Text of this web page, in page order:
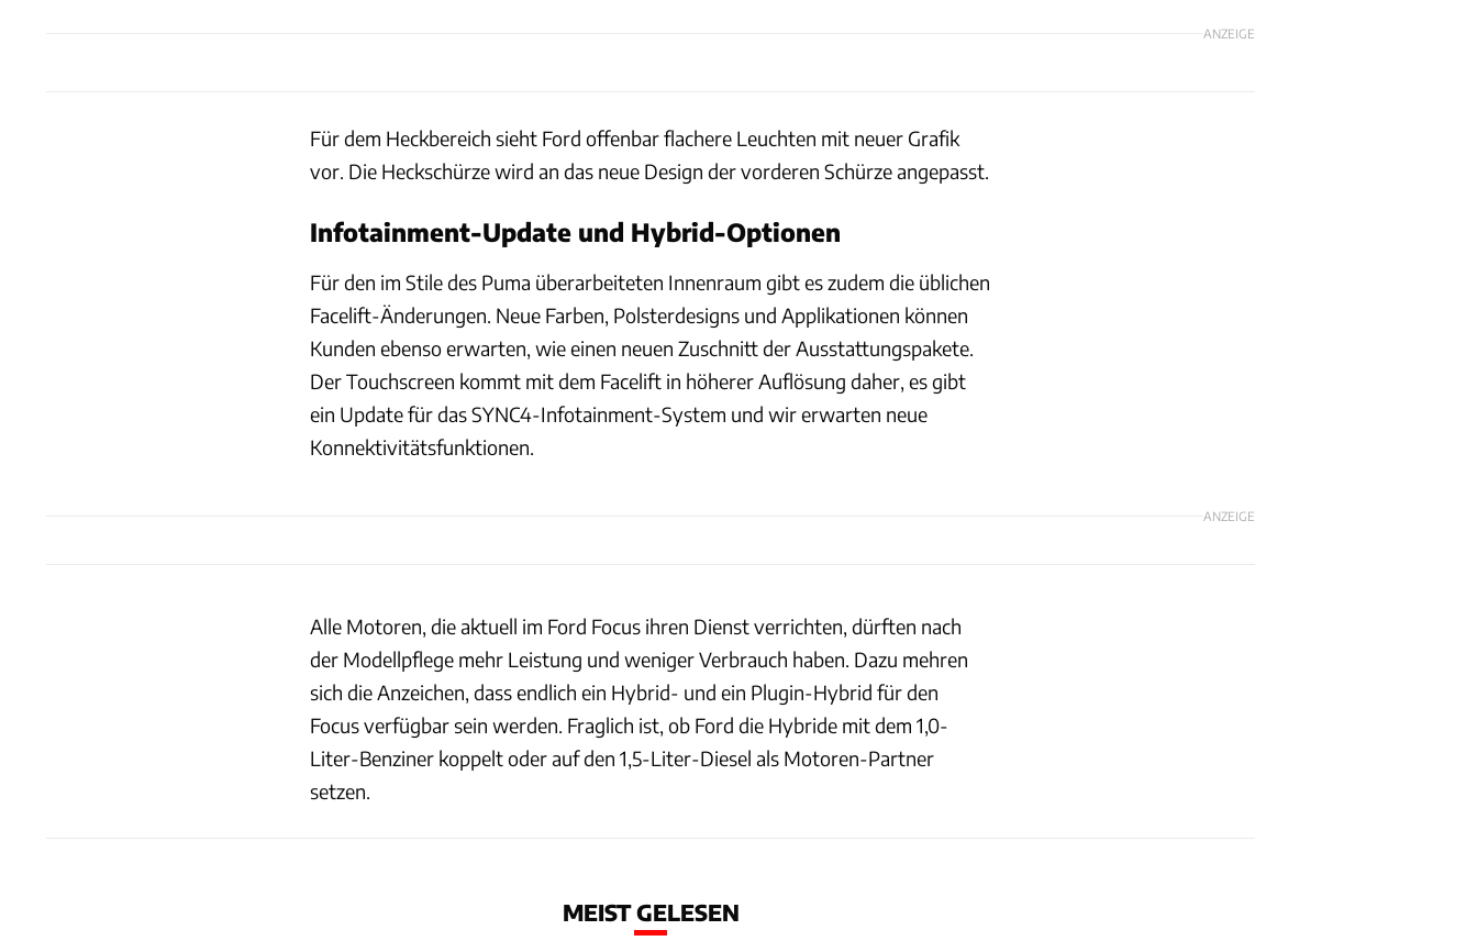
ANZEIGE
Für dem Heckbereich sieht Ford offenbar flachere Leuchten mit neuer Grafik
vor. Die Heckschürze wird an das neue Design der vorderen Schürze angepasst.
Infotainment-Update und Hybrid-Optionen
Für den im Stile des Puma überarbeiteten Innenraum gibt es zudem die üblichen
Facelift-Änderungen. Neue Farben, Polsterdesigns und Applikationen können
Kunden ebenso erwarten, wie einen neuen Zuschnitt der Ausstattungspakete.
Der Touchscreen kommt mit dem Facelift in höherer Auflösung daher, es gibt
ein Update für das SYNC4-Infotainment-System und wir erwarten neue
Konnektivitätsfunktionen.
ANZEIGE
Alle Motoren, die aktuell im Ford Focus ihren Dienst verrichten, dürften nach
der Modellpflege mehr Leistung und weniger Verbrauch haben. Dazu mehren
sich die Anzeichen, dass endlich ein Hybrid- und ein Plugin-Hybrid für den
Focus verfügbar sein werden. Fraglich ist, ob Ford die Hybride mit dem 1,0-
Liter-Benziner koppelt oder auf den 1,5-Liter-Diesel als Motoren-Partner
setzen.
MEIST GELESEN